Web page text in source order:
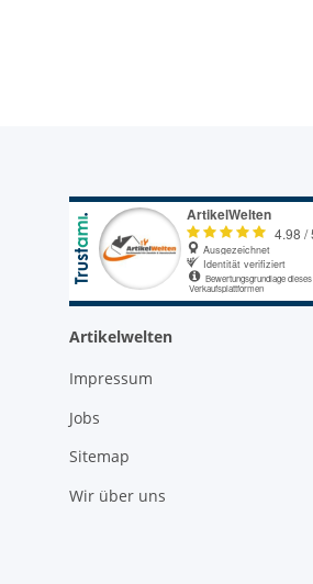
Artikelwelten
Impressum
Jobs
Sitemap
Wir über uns